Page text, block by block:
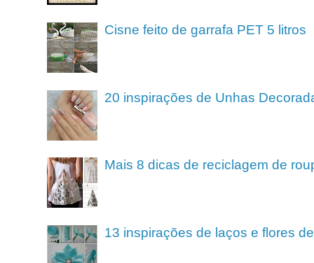
Cisne feito de garrafa PET 5 litros
20 inspirações de Unhas
Mais 8 dicas de reciclagem de
13 inspirações de laços e flores